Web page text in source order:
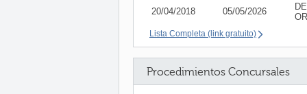
20/04/2018 05/05/2026
Lista Completa (link gratuito)
Procedimientos Concursales